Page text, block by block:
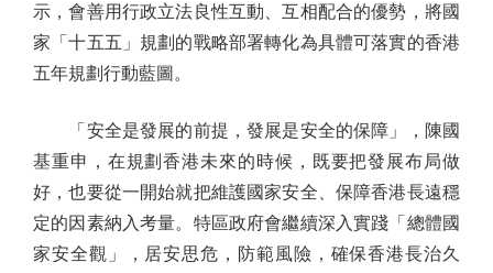
示，會善用行政立法良性互動、互相配合的優勢，將國
家「十五五」規劃的戰略部署轉化為具體可落實的香港
五年規劃行動藍圖。
「安全是發展的前提，發展是安全的保障」，陳國
基重申，在規劃香港未來的時候，既要把發展布局做
好，也要從一開始就把維護國家安全、保障香港長遠穩
定的因素納入考量。特區政府會繼續深入實踐「總體國
家安全觀」，居安思危，防範風險，確保香港長治久